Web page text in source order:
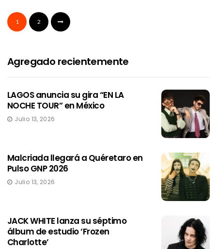
1 2
Agregado recientemente
LAGOS anuncia su gira “EN LA
NOCHE TOUR” en México
Julio 13, 2026
Malcriada llegará a Quéretaro en
Pulso GNP 2026
Julio 13, 2026
JACK WHITE lanza su séptimo
álbum de estudio ‘Frozen
Charlotte’